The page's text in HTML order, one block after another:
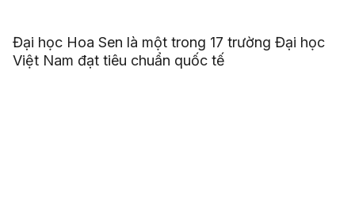
Đại học Hoa Sen là một trong 17 trường Đại học
Việt Nam đạt tiêu chuẩn quốc tế